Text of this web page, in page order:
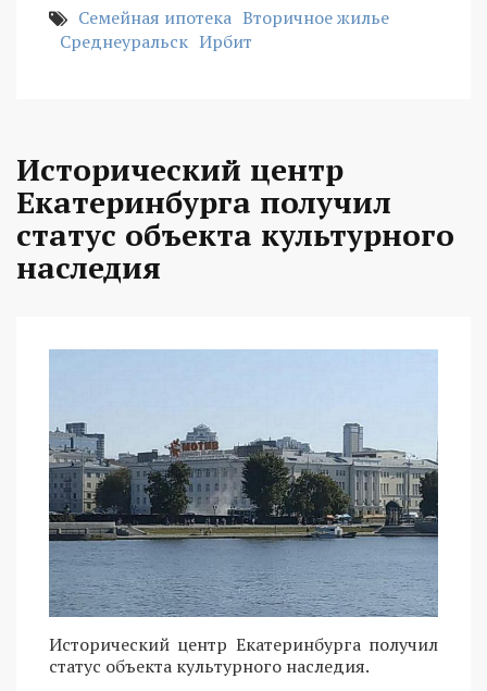
Семейная ипотека Вторичное жилье
Среднеуральск Ирбит
Исторический центр
Екатеринбурга получил
статус объекта культурного
наследия
Исторический центр Екатеринбурга получил
статус объекта культурного наследия.